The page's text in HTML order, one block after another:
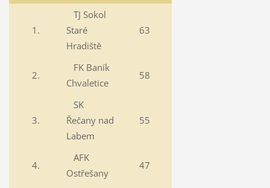
1.
TJ Sokol
Staré
Hradiště
63
2.
FK Baník
Chvaletice
58
3.
SK
Řečany nad
Labem
55
4.
AFK
Ostřešany
47